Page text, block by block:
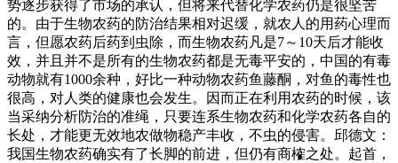
势逐步获得了市场的承认，但将来代替化学农药仍是很坚苦
的。由于生物农药的防治结果相对迟缓，就农人的用药心理而
言，但愿农药后药到虫除，而生物农药凡是7～10天后才能收
效，并且并不是所有的生物农药都是无毒平安的，中国的有毒
动物就有1000余种，好比一种动物农药鱼藤酮，对鱼的毒性也
很高，对人类的健康也会发生。因而正在利用农药的时候，该
当采纳分析防治的准绳，只要连系生物农药和化学农药各自的
长处，才能更无效地农做物稳产丰收，不虫的侵害。邱德文：
我国生物农药确实有了长脚的前进，但仍有商榷之处。起首，